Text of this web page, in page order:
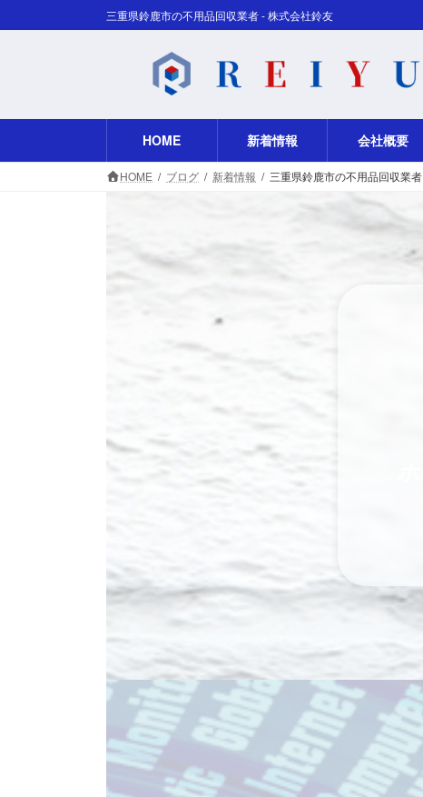
ン
へ
キ
ビ
ョ
に
三重県鈴鹿市の不用品回収業者 - 株式会社鈴友
HOME 新着情報 会社概要
HOME ブログ 新着情報 三重県鈴鹿市の不用品回収業者